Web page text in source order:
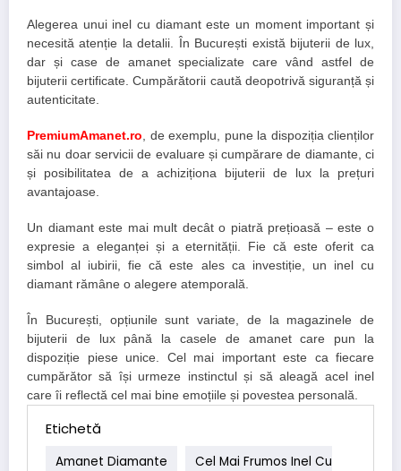
Alegerea unui inel cu diamant este un moment important și
necesită atenție la detalii. În București există bijuterii de lux,
dar și case de amanet specializate care vând astfel de
bijuterii certificate. Cumpărătorii caută deopotrivă siguranță și
autenticitate.
PremiumAmanet.ro , de exemplu, pune la dispoziția clienților
săi nu doar servicii de evaluare și cumpărare de diamante, ci
și posibilitatea de a achiziționa bijuterii de lux la prețuri
avantajoase.
Un diamant este mai mult decât o piatră prețioasă – este o
expresie a eleganței și a eternității. Fie că este oferit ca
simbol al iubirii, fie că este ales ca investiție, un inel cu
diamant rămâne o alegere atemporală.
În București, opțiunile sunt variate, de la magazinele de
bijuterii de lux până la casele de amanet care pun la
dispoziție piese unice. Cel mai important este ca fiecare
cumpărător să își urmeze instinctul și să aleagă acel inel
care îi reflectă cel mai bine emoțiile și povestea personală.
Etichetă
Amanet Diamante Cel Mai Frumos Inel Cu